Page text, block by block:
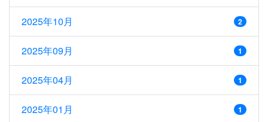
2025年10月 2
2025年09月 1
2025年04月 1
2025年01月 1